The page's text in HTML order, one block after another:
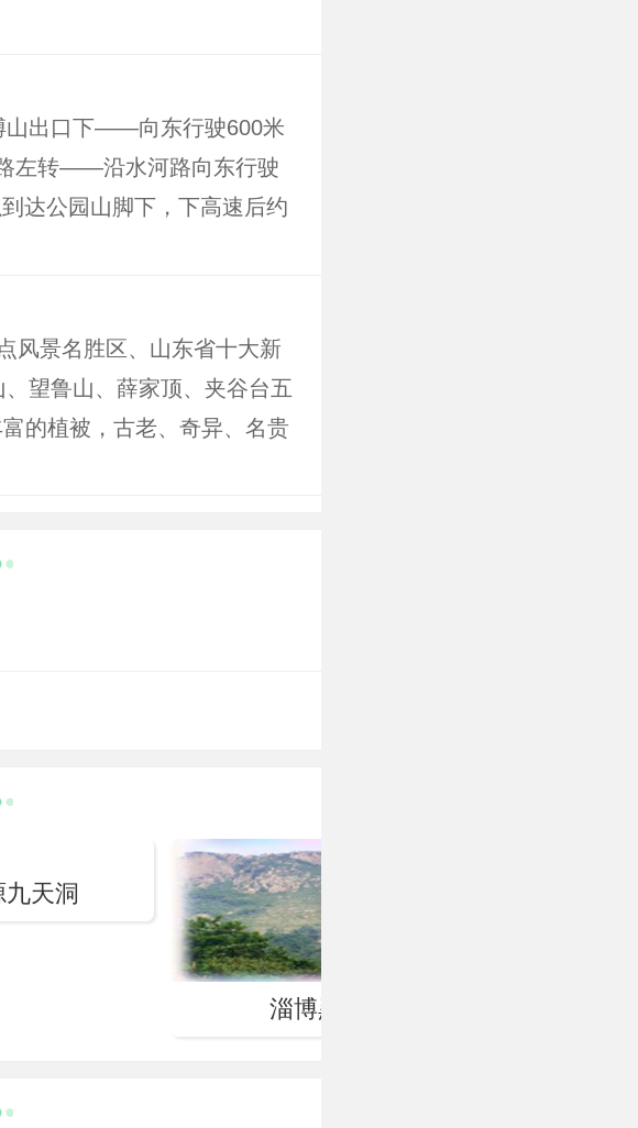
山出口下——向东行驶600米
左转——沿水河路向东行驶
达公园山脚下，下高速后约
坐1路公交车或直达博山的汽
：80分钟距火车站距离约:40
里 距汽车站车程时间约:10
7元
风景名胜区、山东省十大新
望鲁山、薛家顶、夹谷台五
的植被，古老、奇异、名贵
悠久美丽的历史传说以及森
城西南，距博山火车站、汽
、休闲度假之胜地。凤凰山
代吕祖庙等文物古迹掩映于
的炮楼、掩体，观后让入浮
天洞
淄博黑铁山